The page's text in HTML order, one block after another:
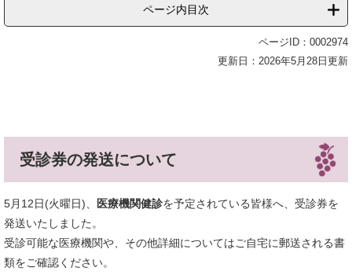
ページ内目次
ページID：0002974
更新日：2026年5月28日更新
受診券の発送について
5月12日(火曜日)、 医療機関健診を予定されている皆様へ、受診券を
発送いたしました。
受診可能な医療機関や、その他詳細についてはご自宅に郵送される書
類をご確認ください。